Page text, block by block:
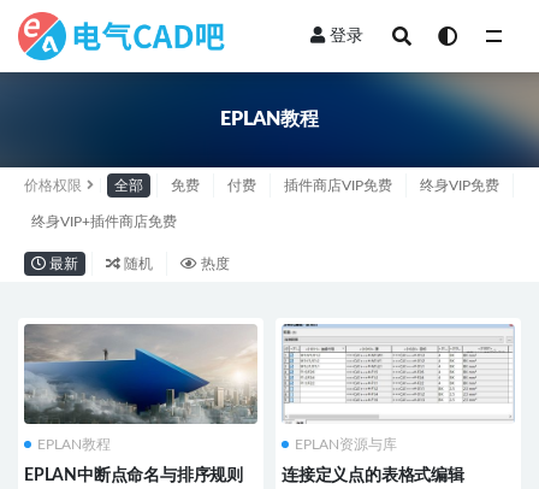
登录
EPLAN教程
价格权限 全部 免费 付费 插件商店VIP免费 终身VIP免费
终身VIP+插件商店免费
最新 随机 热度
EPLAN教程
EPLAN中断点命名与排序规则
EPLAN资源与库
连接定义点的表格式编辑